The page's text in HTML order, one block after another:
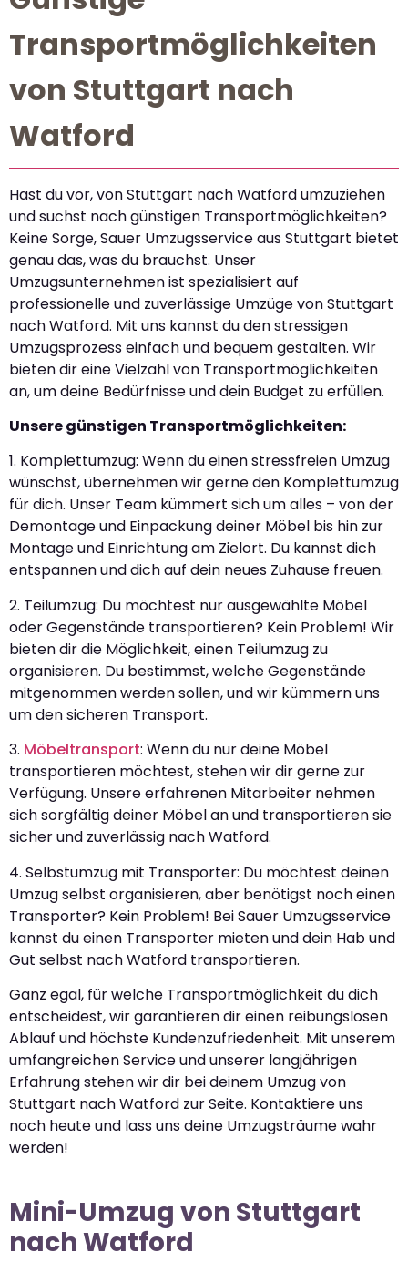
Transportmöglichkeiten
von Stuttgart nach
Watford
Hast du vor, von Stuttgart nach Watford umzuziehen
und suchst nach günstigen Transportmöglichkeiten?
Keine Sorge, Sauer Umzugsservice aus Stuttgart bietet
genau das, was du brauchst. Unser
Umzugsunternehmen ist spezialisiert auf
professionelle und zuverlässige Umzüge von Stuttgart
nach Watford. Mit uns kannst du den stressigen
Umzugsprozess einfach und bequem gestalten. Wir
bieten dir eine Vielzahl von Transportmöglichkeiten
an, um deine Bedürfnisse und dein Budget zu erfüllen.
Unsere günstigen Transportmöglichkeiten:
1. Komplettumzug: Wenn du einen stressfreien Umzug
wünschst, übernehmen wir gerne den Komplettumzug
für dich. Unser Team kümmert sich um alles – von der
Demontage und Einpackung deiner Möbel bis hin zur
Montage und Einrichtung am Zielort. Du kannst dich
entspannen und dich auf dein neues Zuhause freuen.
2. Teilumzug: Du möchtest nur ausgewählte Möbel
oder Gegenstände transportieren? Kein Problem! Wir
bieten dir die Möglichkeit, einen Teilumzug zu
organisieren. Du bestimmst, welche Gegenstände
mitgenommen werden sollen, und wir kümmern uns
um den sicheren Transport.
3. Möbeltransport: Wenn du nur deine Möbel
transportieren möchtest, stehen wir dir gerne zur
Verfügung. Unsere erfahrenen Mitarbeiter nehmen
sich sorgfältig deiner Möbel an und transportieren sie
sicher und zuverlässig nach Watford.
4. Selbstumzug mit Transporter: Du möchtest deinen
Umzug selbst organisieren, aber benötigst noch einen
Transporter? Kein Problem! Bei Sauer Umzugsservice
kannst du einen Transporter mieten und dein Hab und
Gut selbst nach Watford transportieren.
Ganz egal, für welche Transportmöglichkeit du dich
entscheidest, wir garantieren dir einen reibungslosen
Ablauf und höchste Kundenzufriedenheit. Mit unserem
umfangreichen Service und unserer langjährigen
Erfahrung stehen wir dir bei deinem Umzug von
Stuttgart nach Watford zur Seite. Kontaktiere uns
noch heute und lass uns deine Umzugsträume wahr
werden!
Mini-Umzug von Stuttgart
nach Watford